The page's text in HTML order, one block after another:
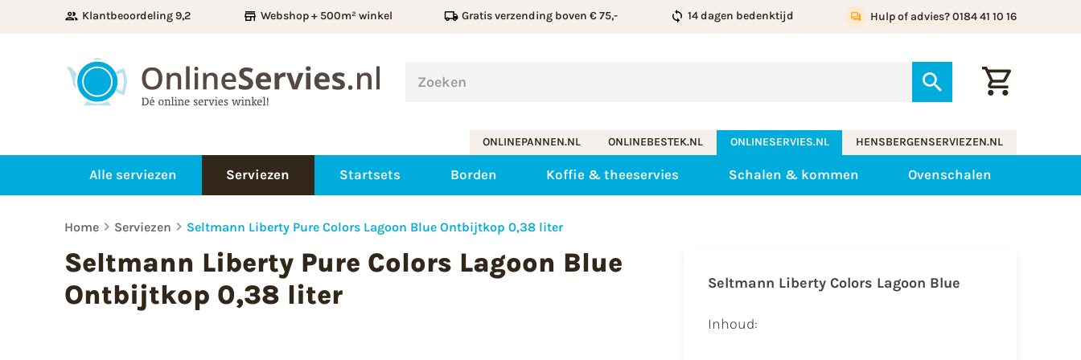
Klantbeoordeling 9,2 Webshop + 500m² winkel Gratis verzending boven € 75,- 14 dagen bedenktijd Hulp of advies? 0184 41 10 16
ONLINEPANNEN.NL ONLINEBESTEK.NL ONLINESERVIES.NL HENSBERGENSERVIEZEN.NL
Alle serviezen Serviezen Startsets Borden Koffie & theeservies Schalen & kommen Ovenschalen
Home Serviezen Seltmann Liberty Pure Colors Lagoon Blue Ontbijtkop 0,38 liter
Seltmann Liberty Pure Colors Lagoon Blue
Ontbijtkop 0,38 liter
Seltmann Liberty Colors Lagoon Blue
Inhoud: